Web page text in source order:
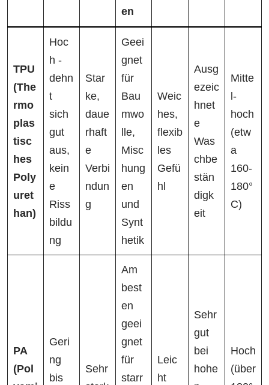
en
TPU
(The
rmo
plas
tisc
hes
Poly
uret
han)
Hoc
h -
dehn
t
sich
gut
aus,
kein
e
Riss
bildu
ng
Star
ke,
daue
rhaft
e
Verbi
ndun
g
Geei
gnet
für
Bau
mwo
lle,
Misc
hung
en
und
Synt
hetik
Weic
hes,
flexib
les
Gefü
hl
Ausg
ezeic
hnet
e
Was
chbe
stän
digk
eit
Mitte
l-
hoch
(etw
a
160-
180°
C)
PA
(Pol
Geri
ng
bis
Sehr
Am
best
en
geei
gnet
für
starr
Leic
ht
Sehr
gut
bei
hohe
Hoch
(über